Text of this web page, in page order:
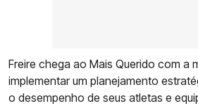
Freire chega ao Mais Querido com a
implementar um planejamento
o desempenho de seus atletas e